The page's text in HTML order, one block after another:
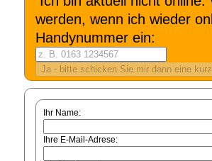
werden, wenn ich wieder
Handynummer ein:
Ihr Name:
Ihre E-Mail-Adrese: